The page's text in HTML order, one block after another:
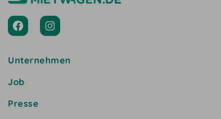
Unternehmen
Job
Presse